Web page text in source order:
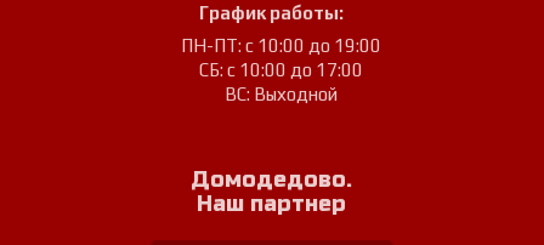
График работы:
ПН-ПТ: с 10:00 до 19:00
СБ: с 10:00 до 17:00
ВС: Выходной
Домодедово.
Наш партнер